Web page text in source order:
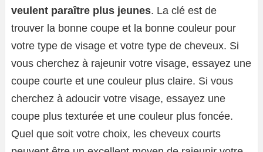
veulent paraître plus jeunes. La clé est de
trouver la bonne coupe et la bonne couleur pour
votre type de visage et votre type de cheveux. Si
vous cherchez à rajeunir votre visage, essayez une
coupe courte et une couleur plus claire. Si vous
cherchez à adoucir votre visage, essayez une
coupe plus texturée et une couleur plus foncée.
Quel que soit votre choix, les cheveux courts